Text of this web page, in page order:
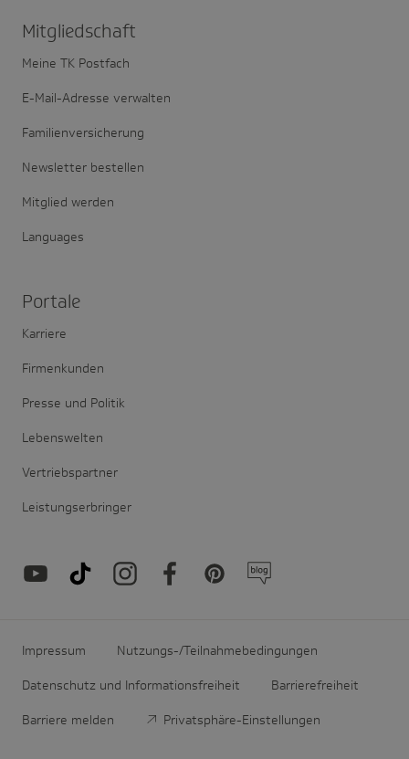
Mitglied­schaft
Meine TK Postfach
E-Mail-Adresse verwalten
Familienversicherung
Newsletter bestellen
Mitglied werden
Languages
Portale
Karriere
Firmenkunden
Presse und Politik
Lebenswelten
Vertriebspartner
Leistungserbringer
Impressum Nutzungs-/Teilnahmebedingungen
Datenschutz und Informationsfreiheit Barrierefreiheit
Barriere melden Privatsphäre-Einstellungen